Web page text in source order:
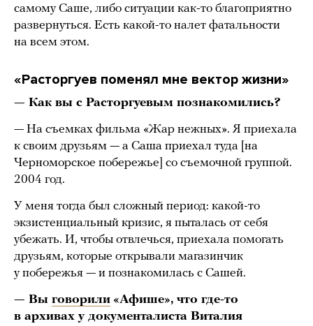
самому Саше, либо ситуации как-то благоприятно
развернуться. Есть какой-то налет фатальности
на всем этом.
«Расторгуев поменял мне вектор жизни»
— Как вы с Расторгуевым познакомились?
— На съемках фильма «Жар нежных». Я приехала
к своим друзьям — а Саша приехал туда [на
Черноморское побережье] со съемочной группой.
2004 год.
У меня тогда был сложный период: какой-то
экзистенциальный кризис, я пыталась от себя
убежать. И, чтобы отвлечься, приехала помогать
друзьям, которые открывали магазинчик
у побережья — и познакомилась с Сашей.
— Вы говорили «Афише», что где-то
в архивах у документалиста Виталия